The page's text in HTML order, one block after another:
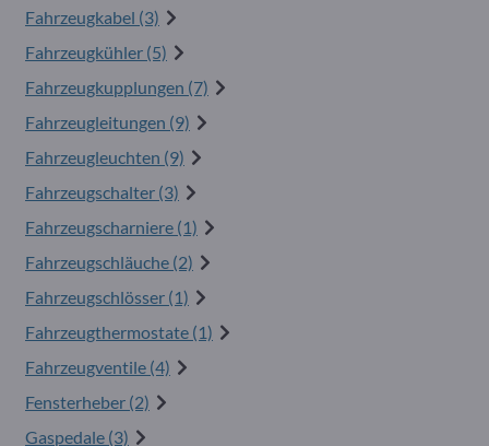
Fahrzeugkabel (3)
Fahrzeugkühler (5)
Fahrzeugkupplungen (7)
Fahrzeugleitungen (9)
Fahrzeugleuchten (9)
Fahrzeugschalter (3)
Fahrzeugscharniere (1)
Fahrzeugschläuche (2)
Fahrzeugschlösser (1)
Fahrzeugthermostate (1)
Fahrzeugventile (4)
Fensterheber (2)
Gaspedale (3)